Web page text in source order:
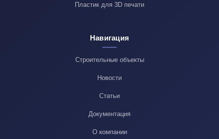
Пластик для 3D печати
Навигация
Строительные объекты
Новости
Статьи
Документация
О компании